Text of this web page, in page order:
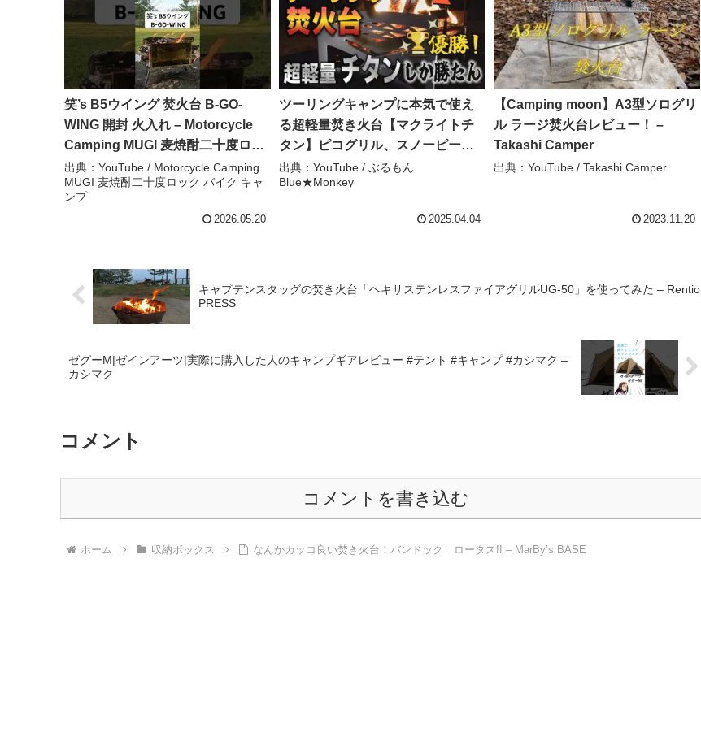
笑’s B5ウイング 焚火台 B-GO-
WING 開封 火入れ – Motorcycle
Camping MUGI 麦焼酎二十度ロッ
ク バイク キャンプ
出典：YouTube / Motorcycle Camping
MUGI 麦焼酎二十度ロック バイク キャ
ンプ
2026.05.20
ツーリングキャンプに本気で使え
る超軽量焚き火台【マクライトチ
タン】ピコグリル、スノーピーク
との比較でわかったすごいところ
【TOKYOCRAFTS 焚火台 マク
出典：YouTube / ぶるもん
Blue★Monkey
2025.04.04
【Camping moon】A3型ソログリ
ル ラージ焚火台レビュー！ –
Takashi Camper
出典：YouTube / Takashi Camper
2023.11.20
キャプテンスタッグの焚き火台「ヘキサステンレスファイアグリルUG-50」を使ってみた – Rentio
PRESS
ゼグーM|ゼインアーツ|実際に購入した人のキャンプギアレビュー #テント #キャンプ #カシマク –
カシマク
コメント
コメントを書き込む
ホーム 収納ボックス なんかカッコ良い焚き火台！バンドック ロータス!! – MarBy’s BASE